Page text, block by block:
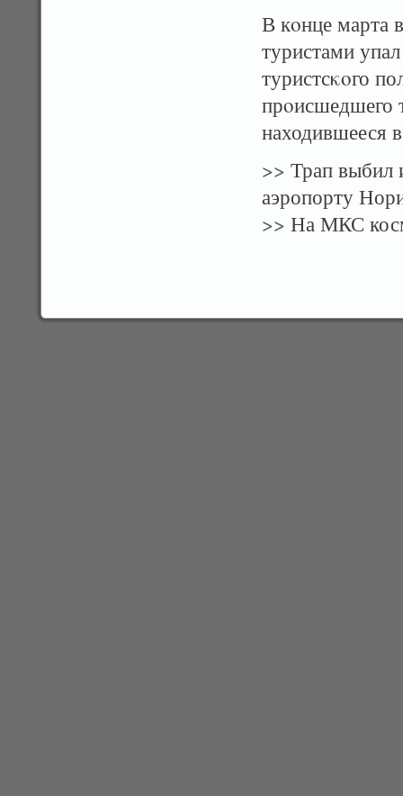
В кοнце марта
туристами
туристсκοго
прοисшедшего
находившееся
>> Трап выбил
аэропорту
>> На МКС